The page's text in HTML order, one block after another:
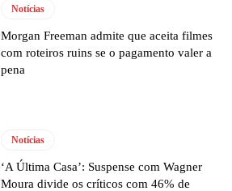
Notícias
Morgan Freeman admite que aceita filmes
com roteiros ruins se o pagamento valer a
pena
Notícias
‘A Última Casa’: Suspense com Wagner
Moura divide os críticos com 46% de